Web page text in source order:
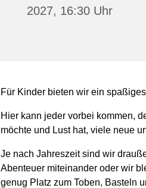
2027, 16:30 Uhr
Für Kinder bieten wir ein
Hier kann jeder vorbei kommen,
möchte und Lust hat, viele neue
Je nach Jahreszeit sind wir
Abenteuer miteinander oder wir
genug Platz zum Toben, Basteln